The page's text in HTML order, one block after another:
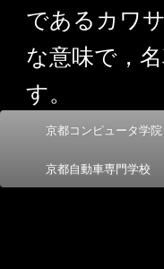
であるカワ
な意味で，
す。
メ
メ
イ
サ
ブ
京都コンピュータ学院
京都自動車専門学校